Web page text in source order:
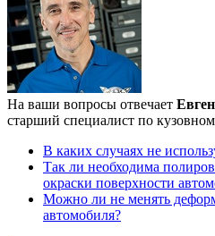
На ваши вопросы отвечает
старший специалист по
В каких случаях не
Так ли необходима
окраски поверхности
Можно ли не менять
автомобиля?